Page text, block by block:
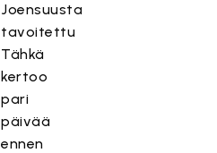
Joensuusta
tavoitettu
Tähkä
kertoo
pari
päivää
ennen